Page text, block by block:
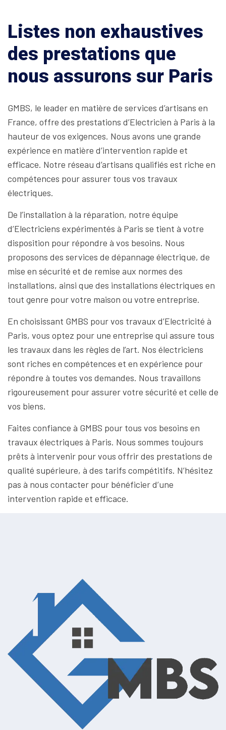
Listes non exhaustives
des prestations que
nous assurons sur Paris
GMBS, le leader en matière de services d’artisans en
France, offre des prestations d’Electricien à Paris à la
hauteur de vos exigences. Nous avons une grande
expérience en matière d’intervention rapide et
efficace. Notre réseau d’artisans qualifiés est riche en
compétences pour assurer tous vos travaux
électriques.
De l’installation à la réparation, notre équipe
d’Electriciens expérimentés à Paris se tient à votre
disposition pour répondre à vos besoins. Nous
proposons des services de dépannage électrique, de
mise en sécurité et de remise aux normes des
installations, ainsi que des installations électriques en
tout genre pour votre maison ou votre entreprise.
En choisissant GMBS pour vos travaux d’Electricité à
Paris, vous optez pour une entreprise qui assure tous
les travaux dans les règles de l’art. Nos électriciens
sont riches en compétences et en expérience pour
répondre à toutes vos demandes. Nous travaillons
rigoureusement pour assurer votre sécurité et celle de
vos biens.
Faites confiance à GMBS pour tous vos besoins en
travaux électriques à Paris. Nous sommes toujours
prêts à intervenir pour vous offrir des prestations de
qualité supérieure, à des tarifs compétitifs. N’hésitez
pas à nous contacter pour bénéficier d’une
intervention rapide et efficace.